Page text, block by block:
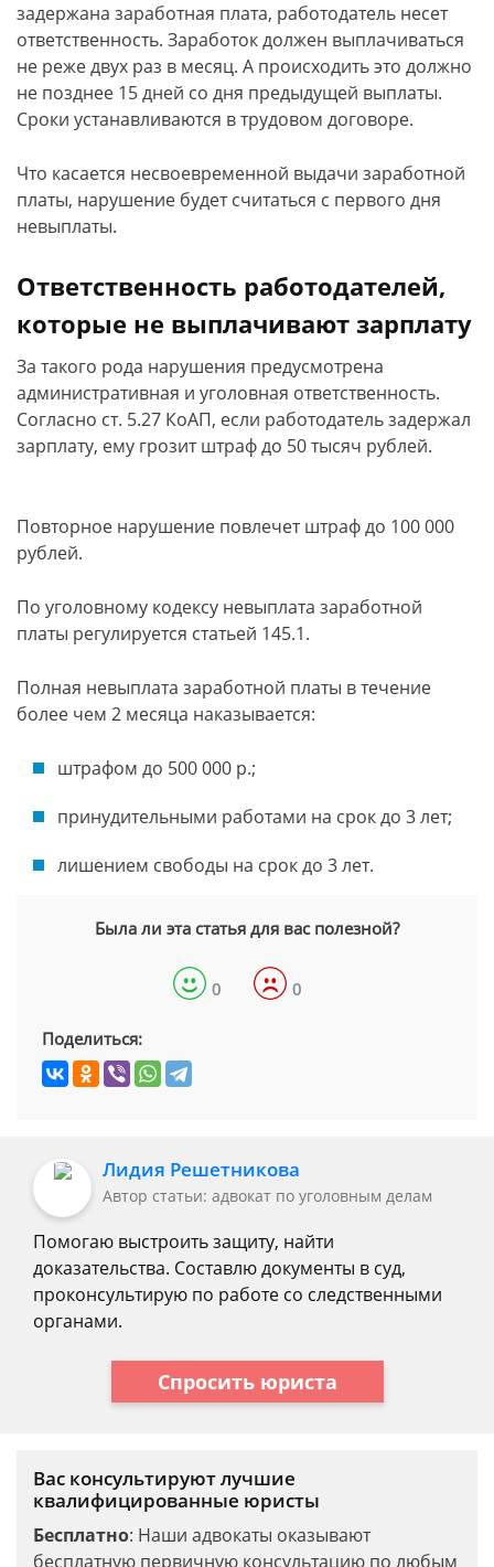
задержана заработная плата, работодатель несет
ответственность. Заработок должен выплачиваться
не реже двух раз в месяц. А происходить это должно
не позднее 15 дней со дня предыдущей выплаты.
Сроки устанавливаются в трудовом договоре.
Что касается несвоевременной выдачи заработной
платы, нарушение будет считаться с первого дня
невыплаты.
Ответственность работодателей,
которые не выплачивают зарплату
За такого рода нарушения предусмотрена
административная и уголовная ответственность.
Согласно ст. 5.27 КоАП, если работодатель задержал
зарплату, ему грозит штраф до 50 тысяч рублей.
Повторное нарушение повлечет штраф до 100 000
рублей.
По уголовному кодексу невыплата заработной
платы регулируется статьей 145.1.
Полная невыплата заработной платы в течение
более чем 2 месяца наказывается:
штрафом до 500 000 р.;
принудительными работами на срок до 3 лет;
лишением свободы на срок до 3 лет.
Была ли эта статья для вас полезной?
0 0
Поделиться:
Лидия Решетникова
Автор статьи: адвокат по уголовным делам
Помогаю выстроить защиту, найти
доказательства. Составлю документы в суд,
проконсультирую по работе со следственными
органами.
Спросить юриста
Вас консультируют лучшие
квалифицированные юристы
Бесплатно: Наши адвокаты оказывают
бесплатную первичную консультацию по любым